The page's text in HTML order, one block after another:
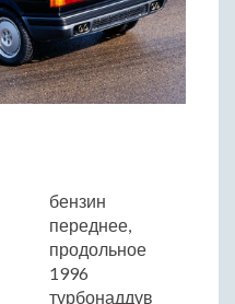
бензин
переднее,
продольное
1996
турбонаддув